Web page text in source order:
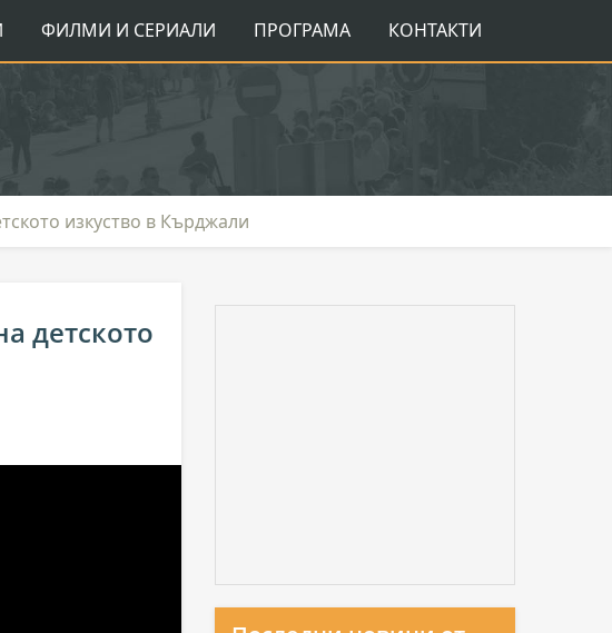
ФИЛМИ И СЕРИАЛИ ПРОГРАМА КОНТАКТИ
изкуство в Кърджали
детското